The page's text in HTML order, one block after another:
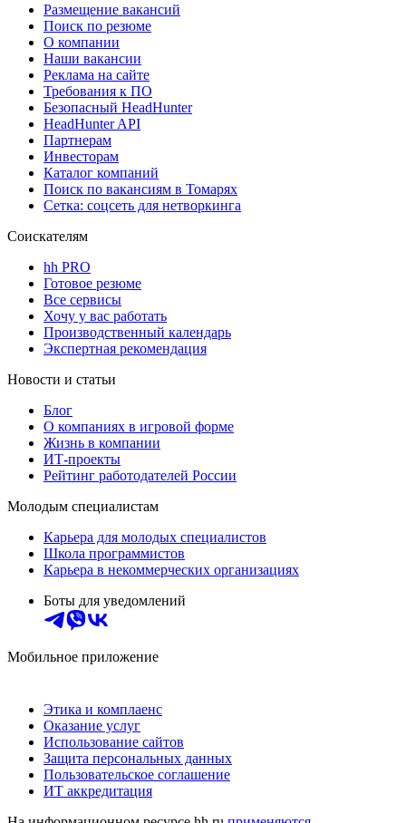
Размещение вакансий
Поиск по резюме
О компании
Наши вакансии
Реклама на сайте
Требования к ПО
Безопасный HeadHunter
HeadHunter API
Партнерам
Инвесторам
Каталог компаний
Поиск по вакансиям в Томарях
Сетка: соцсеть для нетворкинга
Соискателям
hh PRO
Готовое резюме
Все сервисы
Хочу у вас работать
Производственный календарь
Экспертная рекомендация
Новости и статьи
Блог
О компаниях в игровой форме
Жизнь в компании
ИТ-проекты
Рейтинг работодателей России
Молодым специалистам
Карьера для молодых специалистов
Школа программистов
Карьера в некоммерческих организациях
Боты для уведомлений
Мобильное приложение
Этика и комплаенс
Оказание услуг
Использование сайтов
Защита персональных данных
Пользовательское соглашение
ИТ аккредитация